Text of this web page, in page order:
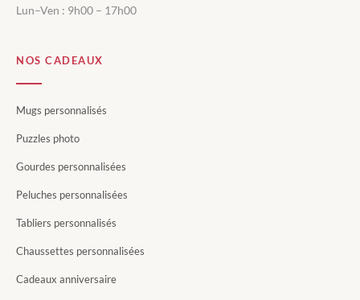
Lun–Ven : 9h00 – 17h00
NOS CADEAUX
Mugs personnalisés
Puzzles photo
Gourdes personnalisées
Peluches personnalisées
Tabliers personnalisés
Chaussettes personnalisées
Cadeaux anniversaire